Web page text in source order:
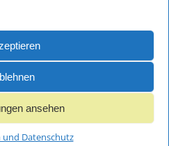
ansehen
und Datenschutz
8:30 - 11:30
besetzt
und